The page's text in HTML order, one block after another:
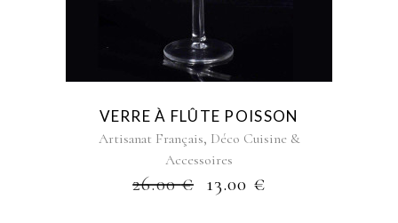
VERRE À FLÛTE POISSON
Artisanat Français, Déco Cuisine &
Accessoires
26.00€ 13.00 €